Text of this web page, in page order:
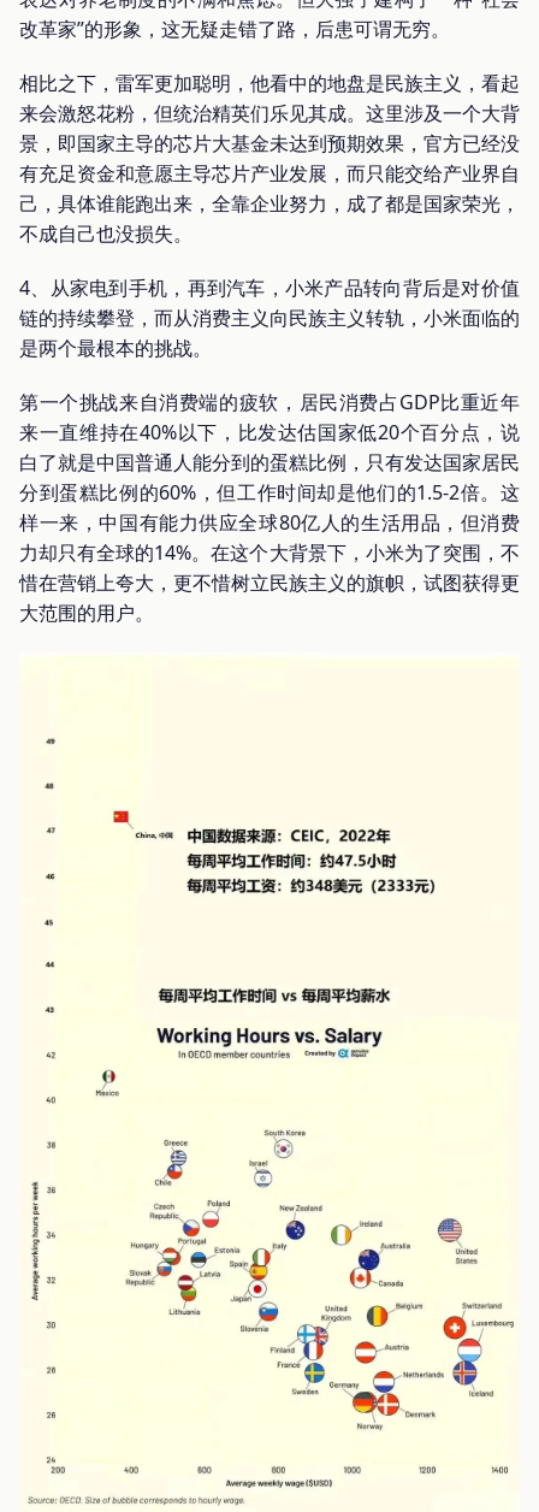
改革家”的形象，这无疑走错了路，后患可谓无穷。
相比之下，雷军更加聪明，他看中的地盘是民族主义，看起
来会激怒花粉，但统治精英们乐见其成。这里涉及一个大背
景，即国家主导的芯片大基金未达到预期效果，官方已经没
有充足资金和意愿主导芯片产业发展，而只能交给产业界自
己，具体谁能跑出来，全靠企业努力，成了都是国家荣光，
不成自己也没损失。
4、从家电到手机，再到汽车，小米产品转向背后是对价值
链的持续攀登，而从消费主义向民族主义转轨，小米面临的
是两个最根本的挑战。
第一个挑战来自消费端的疲软，居民消费占GDP比重近年
来一直维持在40%以下，比发达估国家低20个百分点，说
白了就是中国普通人能分到的蛋糕比例，只有发达国家居民
分到蛋糕比例的60%，但工作时间却是他们的1.5-2倍。这
样一来，中国有能力供应全球80亿人的生活用品，但消费
力却只有全球的14%。在这个大背景下，小米为了突围，不
惜在营销上夸大，更不惜树立民族主义的旗帜，试图获得更
大范围的用户。